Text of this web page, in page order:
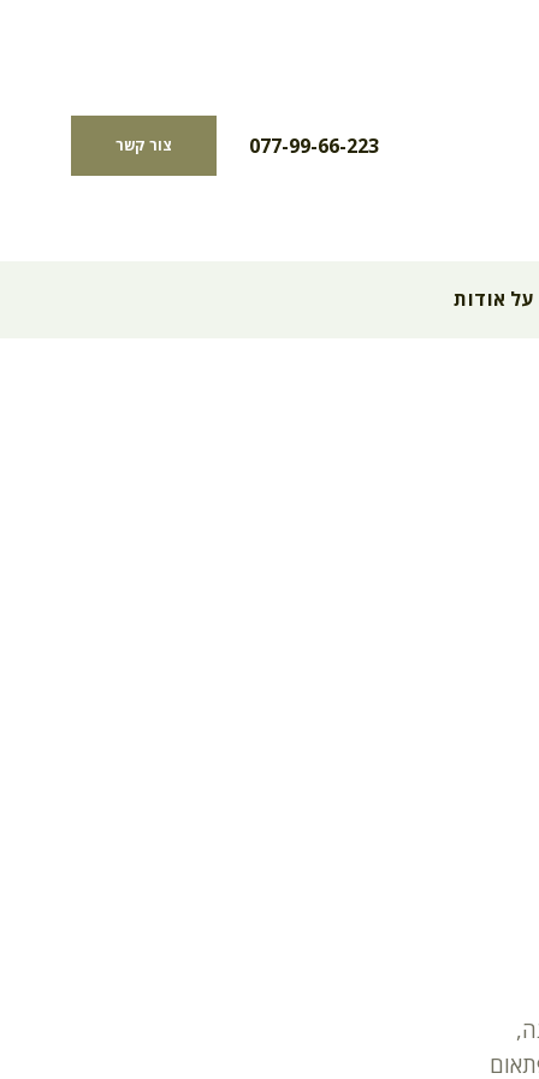
077-99-66-223 צור קשר
על אודות